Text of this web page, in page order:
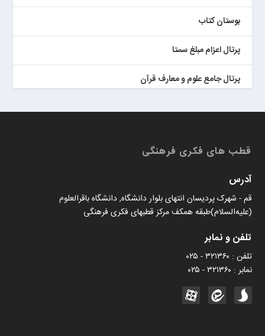
بوستان کتاب
پرتال اعزام مبلغ سمتا
پرتال جامع علوم و معارف قرآن
کتابخان همراه پژوهان
قطب های فکری فرهنگی
آدرس
قم - شهرک پردیسان انتهای بلوار دانشگاه, دانشگاه باقرالعلوم
(علیه‌السلام)طبقه همکف مرکز قطبهای فکری فرهنگی
تلفن و نمابر
تلفن : ۳۲۱۳۶۰ - ۰۲۵
نمابر : ۳۲۱۳۶۰ - ۰۲۵